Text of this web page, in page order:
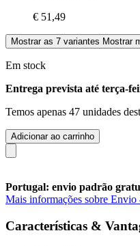
€ 51,49
Mostrar as 7 variantes Mostrar
Em stock
Entrega prevista até terça-
Temos apenas 47 unidades
Adicionar ao carrinho
Portugal: envio padrão
Mais informações sobre Envio
Características &